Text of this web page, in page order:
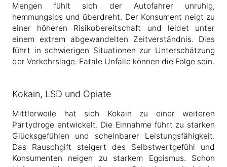
Mengen fühlt sich der Autofahrer unruhig,
hemmungslos und überdreht. Der Konsument neigt zu
einer höheren Risikobereitschaft und leidet unter
einem extrem abgewandelten Zeitverständnis. Dies
führt in schwierigen Situationen zur Unterschätzung
der Verkehrslage. Fatale Unfälle können die Folge sein.
Kokain, LSD und Opiate
Mittlerweile hat sich Kokain zu einer weiteren
Partydroge entwickelt. Die Einnahme führt zu starken
Glücksgefühlen und scheinbarer Leistungsfähigkeit.
Das Rauschgift steigert des Selbstwertgefühl und
Konsumenten neigen zu starkem Egoismus. Schon